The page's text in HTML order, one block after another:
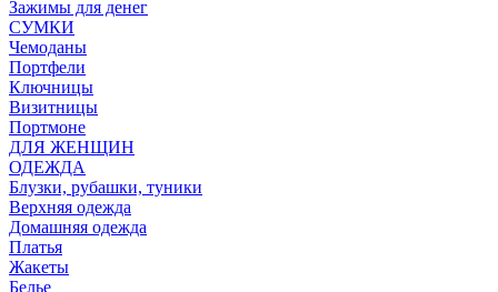
Зажимы для денег
СУМКИ
Чемоданы
Портфели
Ключницы
Визитницы
Портмоне
ДЛЯ ЖЕНЩИН
ОДЕЖДА
Блузки, рубашки, туники
Верхняя одежда
Домашняя одежда
Платья
Жакеты
Белье